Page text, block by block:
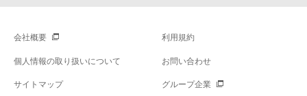
会社概要 利用規約
個人情報の取り扱いについて お問い合わせ
サイトマップ グループ企業